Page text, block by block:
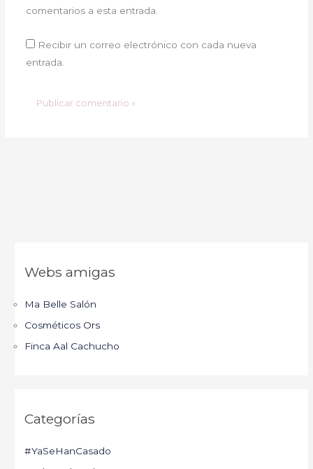
comentarios a esta entrada.
Recibir un correo electrónico con cada nueva
entrada.
Webs amigas
Ma Belle Salón
Cosméticos Ors
Finca Aal Cachucho
Categorías
#YaSeHanCasado